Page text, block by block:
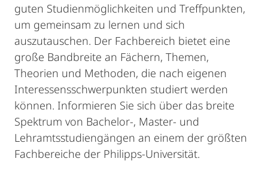
guten Studienmöglichkeiten und Treffpunkten,
um gemeinsam zu lernen und sich
auszutauschen. Der Fachbereich bietet eine
große Bandbreite an Fächern, Themen,
Theorien und Methoden, die nach eigenen
Interessensschwerpunkten studiert werden
können. Informieren Sie sich über das breite
Spektrum von Bachelor-, Master- und
Lehramtsstudiengängen an einem der größten
Fachbereiche der Philipps-Universität.